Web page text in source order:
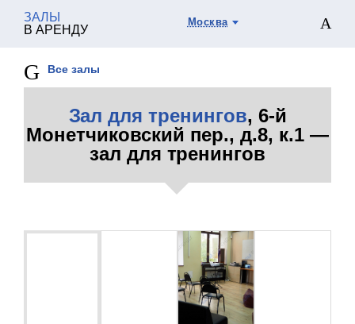
ЗАЛЫ
В АРЕНДУ
Москва
Все залы
Зал для тренингов, 6-й
Монетчиковский пер., д.8, к.1 —
зал для тренингов